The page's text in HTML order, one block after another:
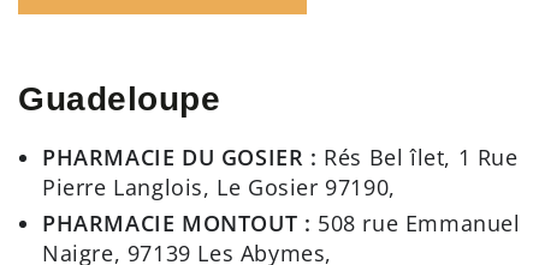
Guadeloupe
PHARMACIE DU GOSIER : Rés Bel îlet, 1 Rue
Pierre Langlois, Le Gosier 97190,
PHARMACIE MONTOUT : 508 rue Emmanuel
Naigre, 97139 Les Abymes,